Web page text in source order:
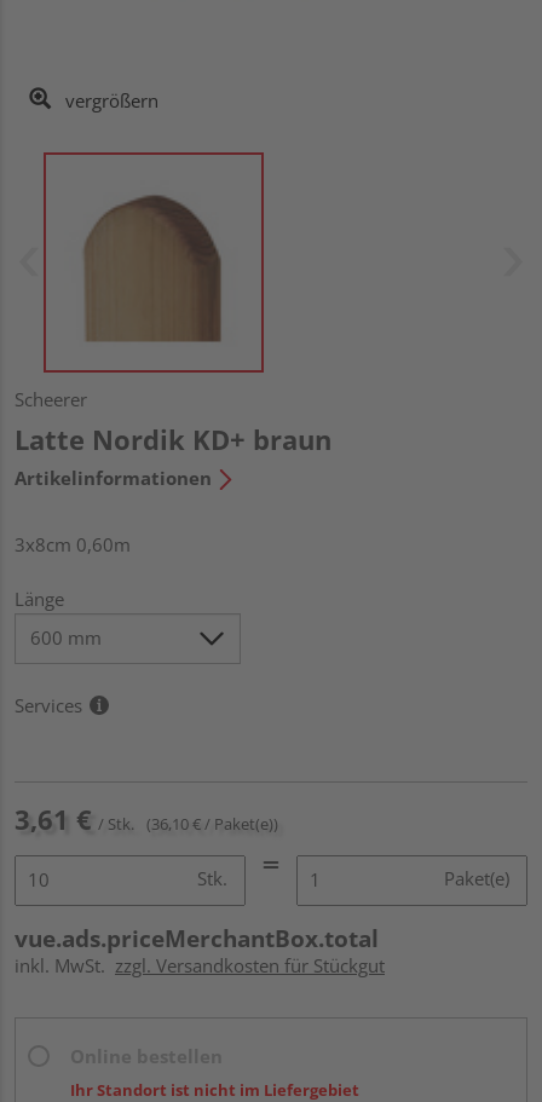
vergrößern
Scheerer
Latte Nordik KD+ braun
Artikelinformationen
3x8cm 0,60m
Länge
Services
3,61 € / Stk. (36,10 € / Paket(e))
Stk. Paket(e)
vue.ads.priceMerchantBox.total
inkl. MwSt. zzgl. Versandkosten für Stückgut
Ihr Standort ist nicht im Liefergebiet